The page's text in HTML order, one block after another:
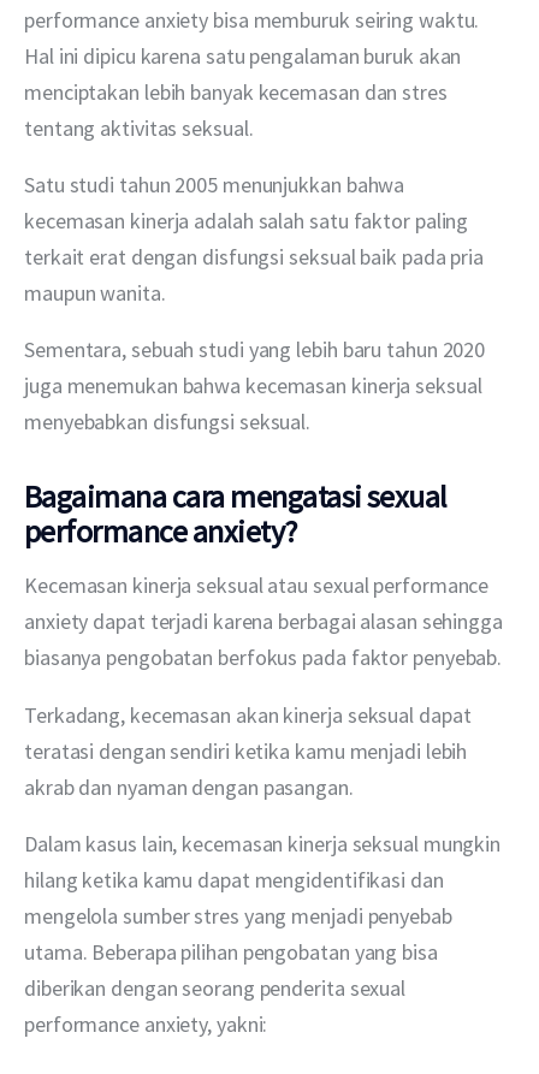
performance anxiety bisa memburuk seiring waktu.
Hal ini dipicu karena satu pengalaman buruk akan
menciptakan lebih banyak kecemasan dan stres
tentang aktivitas seksual.
Satu studi tahun 2005 menunjukkan bahwa
kecemasan kinerja adalah salah satu faktor paling
terkait erat dengan disfungsi seksual baik pada pria
maupun wanita.
Sementara, sebuah studi yang lebih baru tahun 2020
juga menemukan bahwa kecemasan kinerja seksual
menyebabkan disfungsi seksual.
Bagaimana cara mengatasi sexual
performance anxiety?
Kecemasan kinerja seksual atau sexual performance
anxiety dapat terjadi karena berbagai alasan sehingga
biasanya pengobatan berfokus pada faktor penyebab.
Terkadang, kecemasan akan kinerja seksual dapat
teratasi dengan sendiri ketika kamu menjadi lebih
akrab dan nyaman dengan pasangan.
Dalam kasus lain, kecemasan kinerja seksual mungkin
hilang ketika kamu dapat mengidentifikasi dan
mengelola sumber stres yang menjadi penyebab
utama. Beberapa pilihan pengobatan yang bisa
diberikan dengan seorang penderita sexual
performance anxiety, yakni: